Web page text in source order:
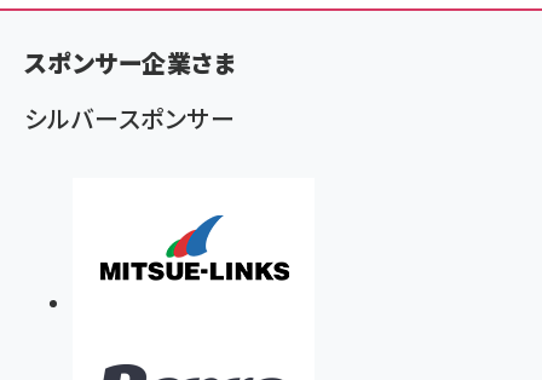
く
ず
スポンサー企業さま
シルバースポンサー